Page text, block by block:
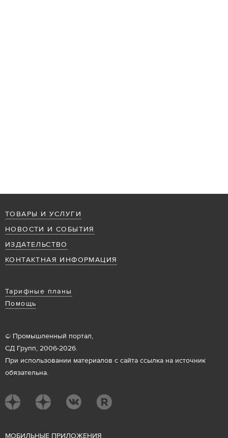
ТОВАРЫ И УСЛУГИ
НОВОСТИ И СОБЫТИЯ
ИЗДАТЕЛЬСТВО
КОНТАКТНАЯ ИНФОРМАЦИЯ
Тарифные планы
Помощь
© Промышленный портал,
СД Групп, 2006-2026.
При использовании материалов с сайта ссылка на источник
обязательна.
МОБИЛЬНЫЕ ПРИЛОЖЕНИЯ